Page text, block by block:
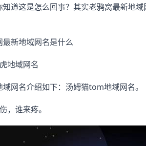
知道这是怎么回事？其实老鸦窝最新地
最新地域网名是什么
地域网名
域网名介绍如下：汤姆猫tom地域网名。
，谁来疼。